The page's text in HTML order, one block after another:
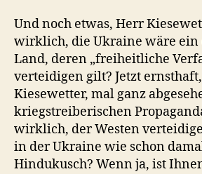
Und noch etwas, Herr
wirklich, die Ukraine wäre ein
Land, deren „freiheitliche
verteidigen gilt? Jetzt
Kiesewetter, mal ganz
kriegstreiberischen
wirklich, der Westen
in der Ukraine wie schon
Hindukusch? Wenn ja, ist